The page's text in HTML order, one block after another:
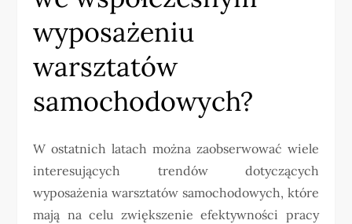
wyposażeniu
warsztatów
samochodowych?
W ostatnich latach można zaobserwować wiele
interesujących trendów dotyczących
wyposażenia warsztatów samochodowych, które
mają na celu zwiększenie efektywności pracy